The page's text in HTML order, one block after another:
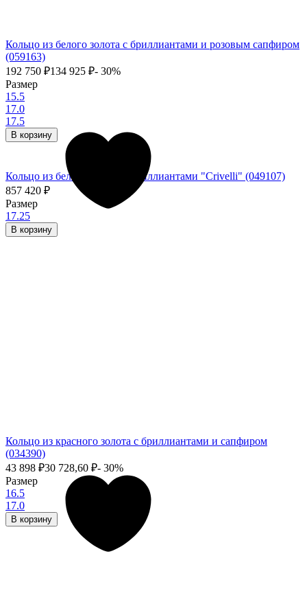
Кольцо из белого золота с бриллиантами и розовым сапфиром
(059163)
192 750 ₽134 925 ₽- 30%
Размер
15.5
17.0
17.5
В корзину
Кольцо из белого золота с бриллиантами "Crivelli" (049107)
857 420 ₽
Размер
17.25
В корзину
Кольцо из красного золота с бриллиантами и сапфиром
(034390)
43 898 ₽30 728,60 ₽- 30%
Размер
16.5
17.0
В корзину